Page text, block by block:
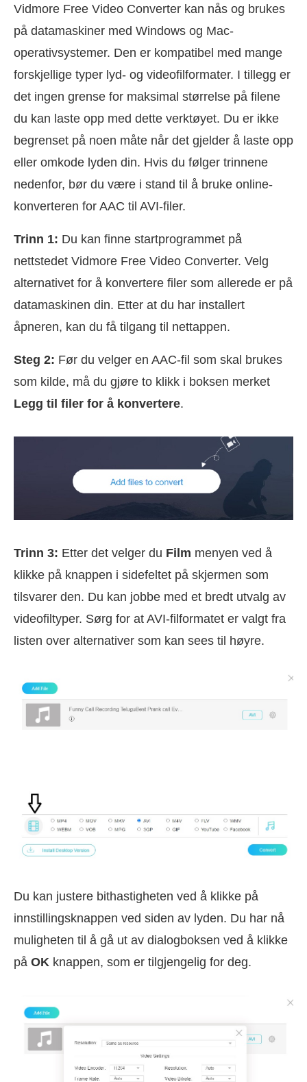
Vidmore Free Video Converter kan nås og brukes
på datamaskiner med Windows og Mac-
operativsystemer. Den er kompatibel med mange
forskjellige typer lyd- og videofilformater. I tillegg er
det ingen grense for maksimal størrelse på filene
du kan laste opp med dette verktøyet. Du er ikke
begrenset på noen måte når det gjelder å laste opp
eller omkode lyden din. Hvis du følger trinnene
nedenfor, bør du være i stand til å bruke online-
konverteren for AAC til AVI-filer.
Trinn 1: Du kan finne startprogrammet på
nettstedet Vidmore Free Video Converter. Velg
alternativet for å konvertere filer som allerede er på
datamaskinen din. Etter at du har installert
åpneren, kan du få tilgang til nettappen.
Steg 2: Før du velger en AAC-fil som skal brukes
som kilde, må du gjøre to klikk i boksen merket
Legg til filer for å konvertere.
Trinn 3: Etter det velger du Film menyen ved å
klikke på knappen i sidefeltet på skjermen som
tilsvarer den. Du kan jobbe med et bredt utvalg av
videofiltyper. Sørg for at AVI-filformatet er valgt fra
listen over alternativer som kan sees til høyre.
Du kan justere bithastigheten ved å klikke på
innstillingsknappen ved siden av lyden. Du har nå
muligheten til å gå ut av dialogboksen ved å klikke
på OK knappen, som er tilgjengelig for deg.